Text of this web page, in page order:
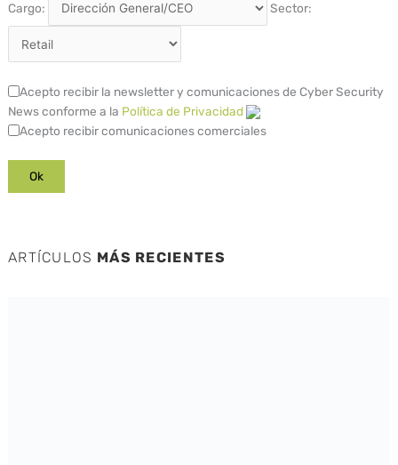
Cargo: Sector:
Acepto recibir la newsletter y comunicaciones de Cyber Security
News conforme a la Política de Privacidad
Acepto recibir comunicaciones comerciales
ARTÍCULOS MÁS RECIENTES